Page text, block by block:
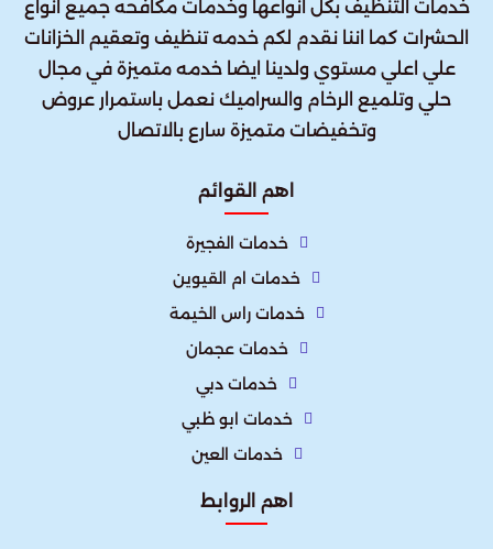
خدمات التنظيف بكل انواعها وخدمات مكافحه جميع انواع
الحشرات كما اننا نقدم لكم خدمه تنظيف وتعقيم الخزانات
علي اعلي مستوي ولدينا ايضا خدمه متميزة في مجال
حلي وتلميع الرخام والسراميك نعمل باستمرار عروض
وتخفيضات متميزة سارع بالاتصال
اهم القوائم
خدمات الفجيرة
خدمات ام القيوين
خدمات راس الخيمة
خدمات عجمان
خدمات دبي
خدمات ابو ظبي
خدمات العين
اهم الروابط